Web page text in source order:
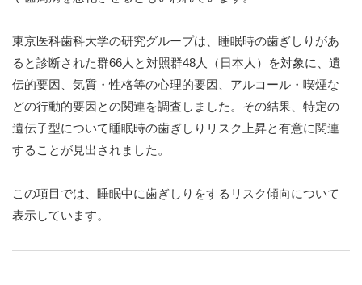
東京医科歯科大学の研究グループは、睡眠時の歯ぎしりがあ
ると診断された群66人と対照群48人（日本人）を対象に、遺
伝的要因、気質・性格等の心理的要因、アルコール・喫煙な
どの行動的要因との関連を調査しました。その結果、特定の
遺伝子型について睡眠時の歯ぎしりリスク上昇と有意に関連
することが見出されました。
この項目では、睡眠中に歯ぎしりをするリスク傾向について
表示しています。